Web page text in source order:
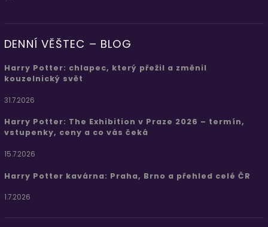
DENNÍ VĚŠTEC – BLOG
Harry Potter: chlapec, který přežil a změnil
kouzelnický svět
31.7.2026
Harry Potter: The Exhibition v Praze 2026 – termín,
vstupenky, ceny a co vás čeká
15.7.2026
Harry Potter kavárna: Praha, Brno a přehled celé ČR
1.7.2026